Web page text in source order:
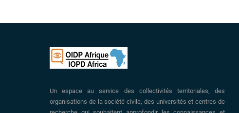
Un espace au service des collectivités territoriales, des
organisations de la société civile, des universités et centres de